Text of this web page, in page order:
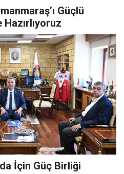
Güçlü
Hazırlıyoruz
İçin Güç Birliği